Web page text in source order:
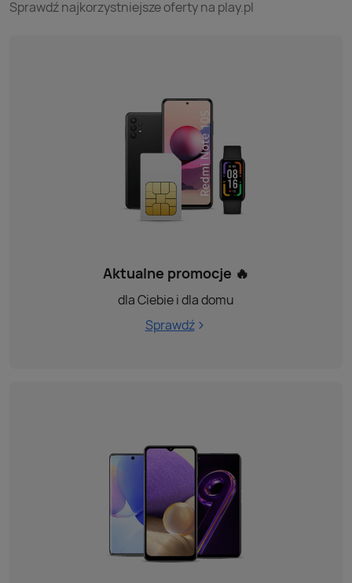
Sprawdź najkorzystniejsze oferty na play.pl
Aktualne promocje 🔥
dla Ciebie i dla domu
Sprawdź